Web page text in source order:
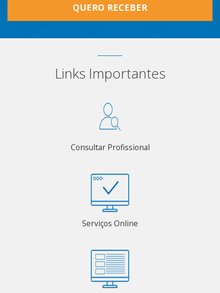
QUERO RECEBER
Links Importantes
Consultar Profissional
Serviços Online